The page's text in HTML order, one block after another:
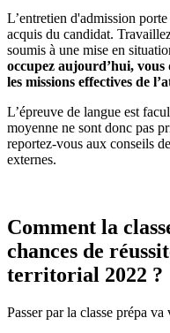
L’entretien d'admission
acquis du candidat.
soumis à une mise en
occupez aujourd’hui,
les missions effectives de
L’épreuve de langue est
moyenne ne sont donc pas
reportez-vous aux conseils
externes.
Comment la
chances de
territorial 2022 ?
Passer par la classe prépa